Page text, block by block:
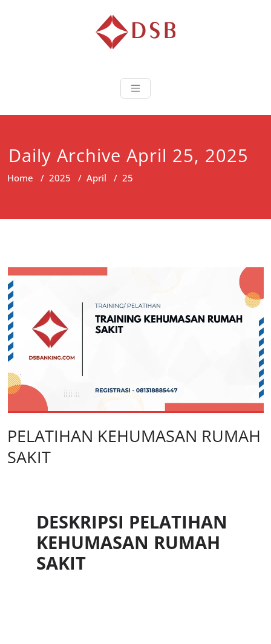
Diorama
Daily Archive April 25, 2025
Home / 2025 / April / 25
PELATIHAN KEHUMASAN RUMAH
SAKIT
DESKRIPSI PELATIHAN
KEHUMASAN RUMAH
SAKIT